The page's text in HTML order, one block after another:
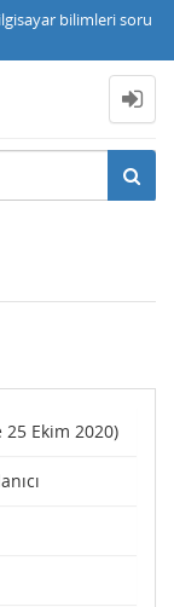
bilimleri soru
25 Ekim 2020)